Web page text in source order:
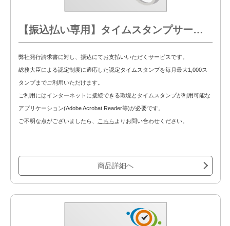
【振込払い専用】タイムスタンプサービス DiaStamp ブロンズプラン
弊社発行請求書に対し、振込にてお支払いいただくサービスです。
総務大臣による認定制度に適応した認定タイムスタンプを毎月最大1,000ス
タンプまでご利用いただけます。
ご利用にはインターネットに接続できる環境とタイムスタンプが利用可能な
アプリケーション(Adobe Acrobat Reader等)が必要です。
ご不明な点がございましたら、 こちら よりお問い合わせください。
商品詳細へ